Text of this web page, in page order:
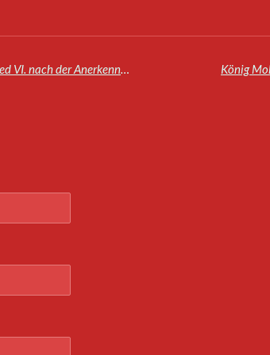
Konflikt in der Sahara: Rede von König Mohammed VI. nach der Anerkennung der marokkanischen Autonomieinitiative durch die UNO